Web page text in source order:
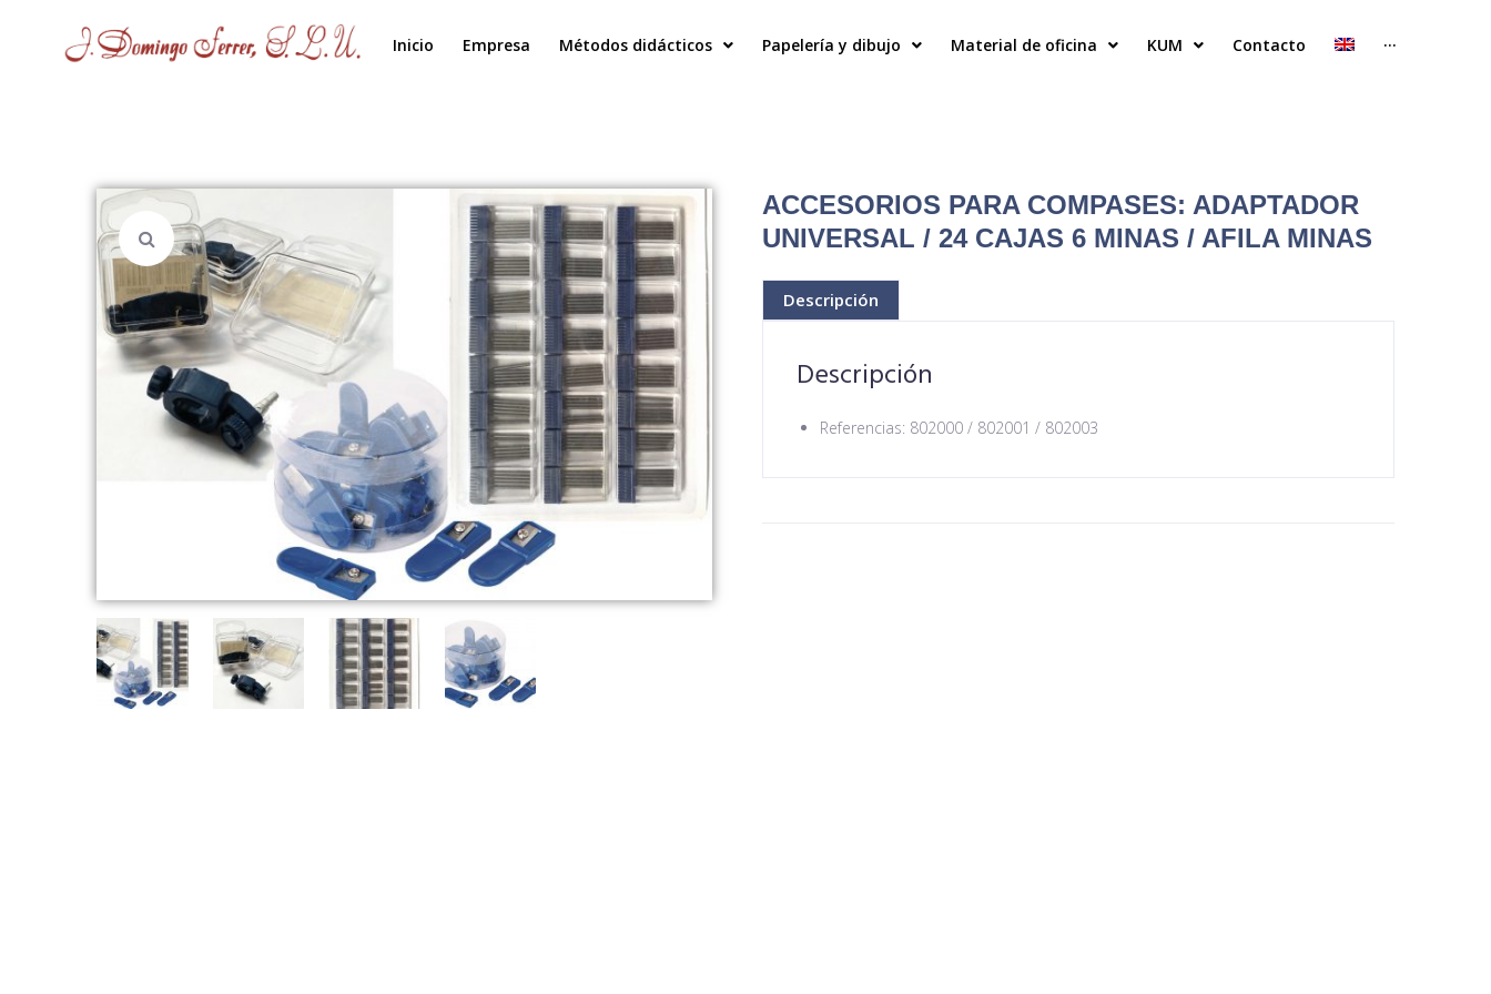
Inicio Empresa Métodos didácticos Papelería y dibujo Material de oficina KUM Contacto ···
ACCESORIOS PARA COMPASES: ADAPTADOR
UNIVERSAL / 24 CAJAS 6 MINAS / AFILA MINAS
Descripción
Descripción
Referencias: 802000 / 802001 / 802003